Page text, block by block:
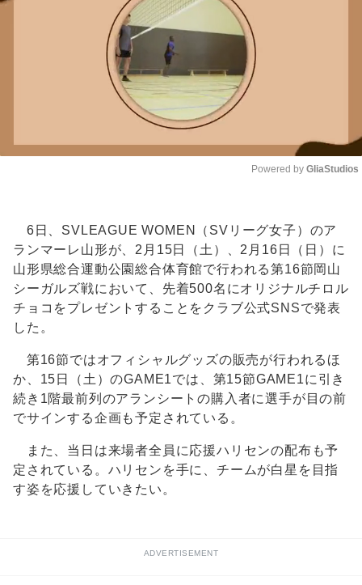
Powered by GliaStudios
6日、SVLEAGUE WOMEN（SVリーグ女子）のア
ランマーレ山形が、2月15日（土）、2月16日（日）に
山形県総合運動公園総合体育館で行われる第16節岡山
シーガルズ戦において、先着500名にオリジナルチロル
チョコをプレゼントすることをクラブ公式SNSで発表
した。
第16節ではオフィシャルグッズの販売が行われるほ
か、15日（土）のGAME1では、第15節GAME1に引き
続き1階最前列のアランシートの購入者に選手が目の前
でサインする企画も予定されている。
また、当日は来場者全員に応援ハリセンの配布も予
定されている。ハリセンを手に、チームが白星を目指
す姿を応援していきたい。
ADVERTISEMENT